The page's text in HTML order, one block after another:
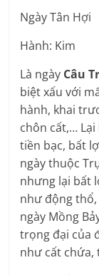
Ngày
Hành: Kim
Là ngày Câu
biệt xấu với
hành, khai
chôn cất,…
tiền bạc, bất
ngày thuộc
nhưng lại bất
như động
ngày Mồng
trọng đại của
như cất chứa,